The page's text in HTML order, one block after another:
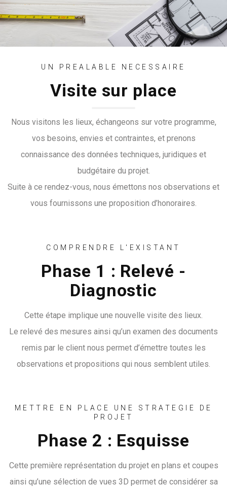
UN PREALABLE NECESSAIRE
Visite sur place
Nous visitons les lieux, échangeons sur votre programme,
vos besoins, envies et contraintes, et prenons
connaissance des données techniques, juridiques et
budgétaire du projet.
Suite à ce rendez-vous, nous émettons nos observations et
vous fournissons une proposition d’honoraires.
COMPRENDRE L'EXISTANT
Phase 1 : Relevé -
Diagnostic
Cette étape implique une nouvelle visite des lieux.
Le relevé des mesures ainsi qu’un examen des documents
remis par le client nous permet d’émettre toutes les
observations et propositions qui nous semblent utiles.
METTRE EN PLACE UNE STRATEGIE DE
PROJET
Phase 2 : Esquisse
Cette première représentation du projet en plans et coupes
ainsi qu’une sélection de vues 3D permet de considérer sa